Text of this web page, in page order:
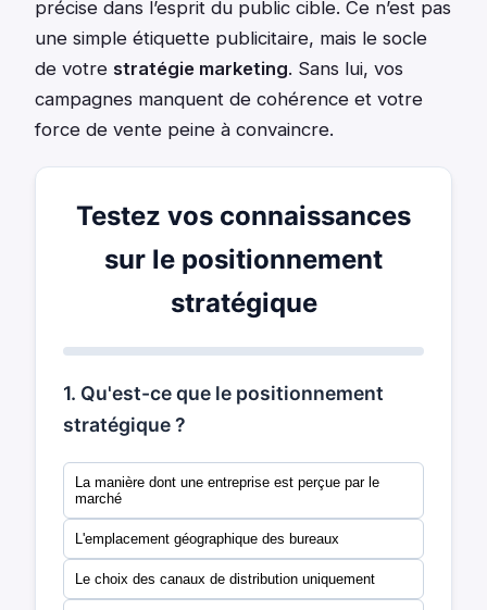
précise dans l’esprit du public cible. Ce n’est pas
une simple étiquette publicitaire, mais le socle
de votre stratégie marketing. Sans lui, vos
campagnes manquent de cohérence et votre
force de vente peine à convaincre.
Testez vos connaissances
sur le positionnement
stratégique
1. Qu'est-ce que le positionnement
stratégique ?
La manière dont une entreprise est perçue par le
marché
L'emplacement géographique des bureaux
Le choix des canaux de distribution uniquement